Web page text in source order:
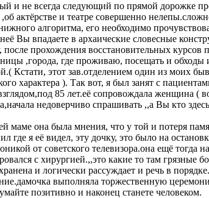
и не всегда следующий по прямой дорожке
актёрстве и театре совершенно
алгоритма, его необходимо
Вы впадаете в архаические словесные
прохождения восстановительных курсов
,города, где проживаю, посещать и
Кстати, этот зав.отделением один из моих
характера ). Так вот, я был занят с
85 лет.её сопровождала женщина
недоверчиво спрашивать ,,а Вы кто
она была мнения, что у той и потеря
я её видел, эту дочку, это было на
от советского телевизора.она ещё тогда
с хирургией.,,это какие то там грязные
и логически рассуждает и речь в
выполняла торжественную
позитивно и наконец станете человеком.